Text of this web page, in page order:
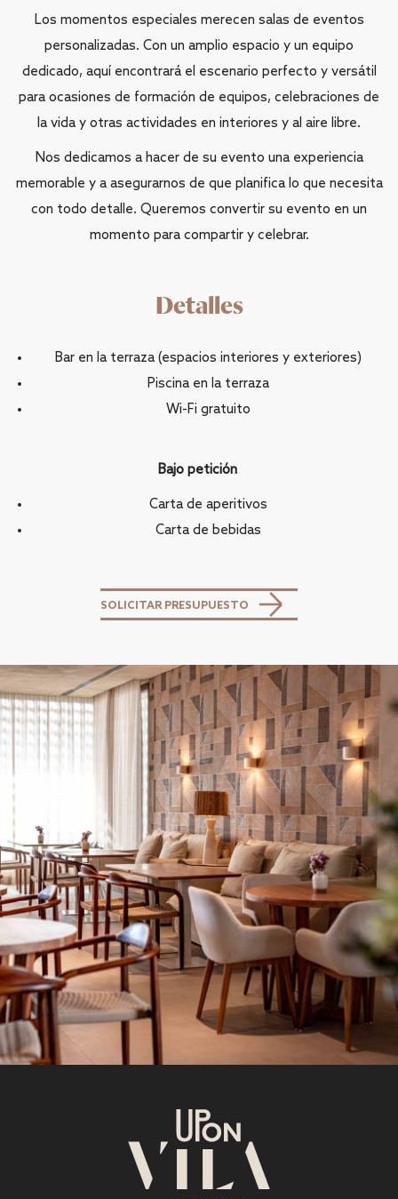
Los momentos especiales merecen salas de eventos
personalizadas. Con un amplio espacio y un equipo
dedicado, aquí encontrará el escenario perfecto y versátil
para ocasiones de formación de equipos, celebraciones de
la vida y otras actividades en interiores y al aire libre.
Nos dedicamos a hacer de su evento una experiencia
memorable y a asegurarnos de que planifica lo que necesita
con todo detalle. Queremos convertir su evento en un
momento para compartir y celebrar.
Detalles
Bar en la terraza (espacios interiores y exteriores)
Piscina en la terraza
Wi-Fi gratuito
Bajo petición
Carta de aperitivos
Carta de bebidas
SOLICITAR PRESUPUESTO